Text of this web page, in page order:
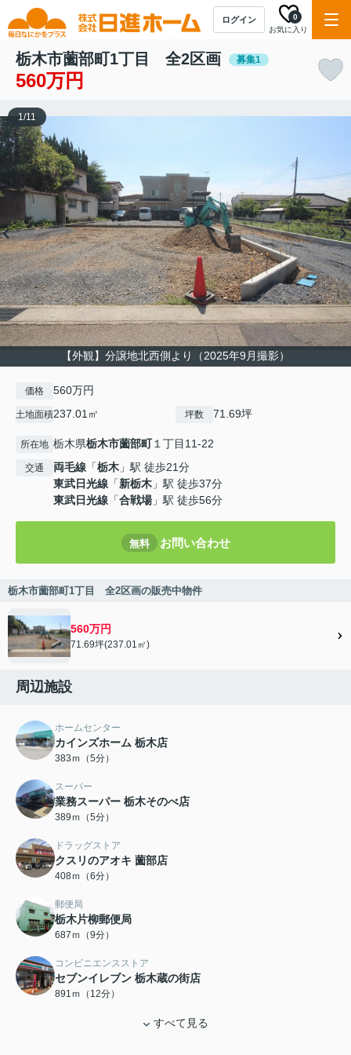
ログイン
お気に入り
0
栃木市薗部町1丁目 全2区画 募集1
560万円
【外観】分譲地北西側より（2025年9月撮影）
1/11
価格 560万円
土地面積237.01㎡ 坪数 71.69坪
所在地 栃木県栃木市薗部町１丁目11-22
交通 両毛線 「栃木 」駅 徒歩21分
東武日光線 「新栃木 」駅 徒歩37分
東武日光線 「合戦場」駅 徒歩56分
無料 お問い合わせ
栃木市薗部町1丁目 全2区画の販売中物件
560万円
71.69坪(237.01㎡)
周辺施設
ホームセンター
カインズホーム 栃木店
383ｍ（5分）
スーパー
業務スーパー 栃木そのべ店
389ｍ（5分）
ドラッグストア
クスリのアオキ 薗部店
408ｍ（6分）
郵便局
栃木片柳郵便局
687ｍ（9分）
コンビニエンスストア
セブンイレブン 栃木蔵の街店
891ｍ（12分）
すべて見る